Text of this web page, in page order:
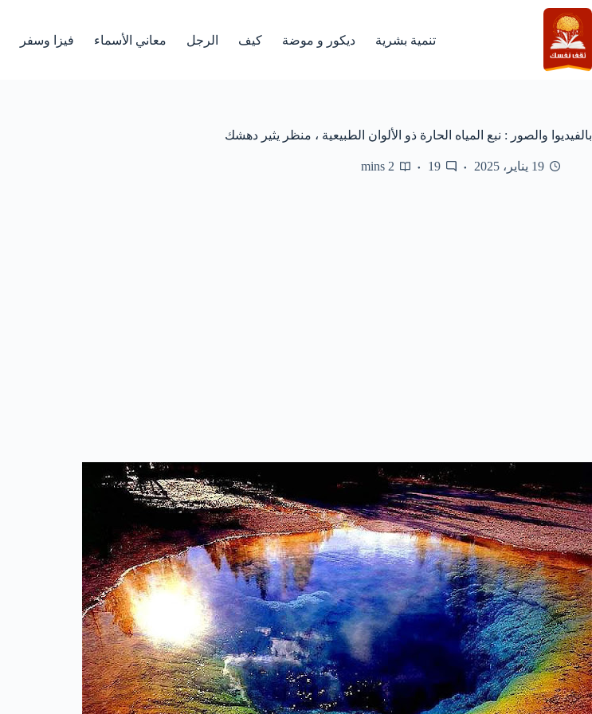
التجاوز
إلى
المحتوى
تنمية بشرية ديكور و موضة كيف الرجل معاني الأسماء فيزا وسفر
بالفيديوا والصور : نبع المياه الحارة ذو الألوان الطبيعية ، منظر يثير دهشك
19 يناير، 2025 19
2 mins